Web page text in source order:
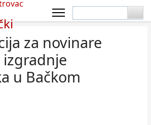
za novinare
u Bačkom